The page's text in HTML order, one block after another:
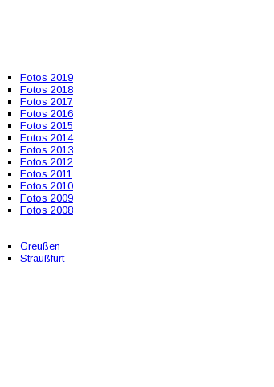
Fotos 2019
Fotos 2018
Fotos 2017
Fotos 2016
Fotos 2015
Fotos 2014
Fotos 2013
Fotos 2012
Fotos 2011
Fotos 2010
Fotos 2009
Fotos 2008
Greußen
Straußfurt